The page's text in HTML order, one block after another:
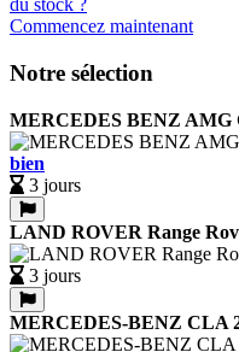
Commencez maintenant
Notre sélection
MERCEDES BENZ AMG
bien
3 jours
LAND ROVER Range
3 jours
MERCEDES-BENZ CLA